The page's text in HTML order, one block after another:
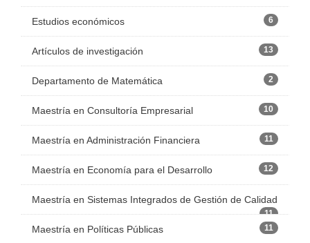
Estudios económicos 6
Artículos de investigación 13
Departamento de Matemática 2
Maestría en Consultoría Empresarial 10
Maestría en Administración Financiera 11
Maestría en Economía para el Desarrollo 12
Maestría en Sistemas Integrados de Gestión de Calidad
11
Maestría en Políticas Públicas 11